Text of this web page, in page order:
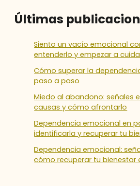
Últimas
Siento un vacío emocional
entenderlo y empezar a
Cómo superar la
paso a paso
Miedo al abandono: señales
causas y cómo afrontarlo
Dependencia emocional en
identificarla y recuperar tu
Dependencia emocional:
cómo recuperar tu bienestar